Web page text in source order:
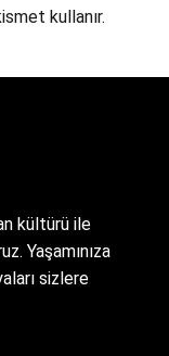
kullanır.
kültürü ile
Yaşamınıza
sizlere